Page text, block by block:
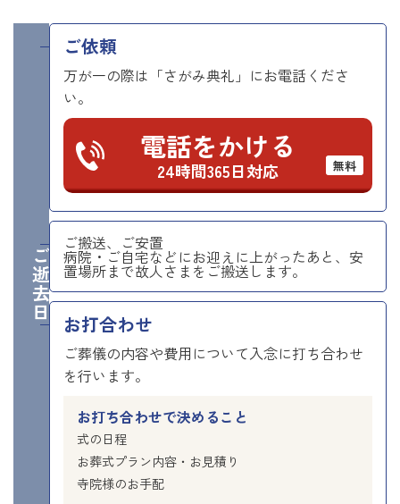
ご逝去日
ご依頼
万が一の際は「さがみ典礼」にお電話くださ
い。
電話をかける
24時間365日対応 無料
ご搬送、ご安置
病院・ご自宅などにお迎えに上がったあと、安
置場所まで故人さまをご搬送します。
お打合わせ
ご葬儀の内容や費用について入念に打ち合わせ
を行います。
お打ち合わせで決めること
式の日程
お葬式プラン内容・お見積り
寺院様のお手配